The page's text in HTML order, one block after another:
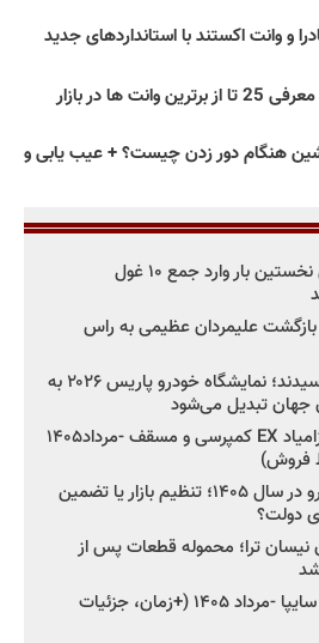
و وانت اکستند با استانداردهای جدید
بهترین وانت ها در ایران: معرفی 25 تا از برترین وانت ها در بازار
هنگام دور زدن چیست؟ + عیب یابی و
۳ خودروساز چینی برای نخستین بار وارد جمع ۱۰ غول
بازگشت علیمردان عظیمی به راس
چینی‌ها به قلب اروپا رسیدند؛ نمایشگاه خودرو پاریس ۲۰۲۶ به
جهان تبدیل می‌شود
شروع فروش اقساطی زامیاد EX کمپرسی و مسقف -مرداد۱۴۰۵
فروش)
راز واردات ۷۵ هزار خودرو در سال ۱۴۰۵؛ تنظیم بازار یا تضمین
نیسان ترا؛ محموله قطعات پس از
شد
شروع فروش کوییک S سایپا -مرداد ۱۴۰۵ (+زمان، جزئیات